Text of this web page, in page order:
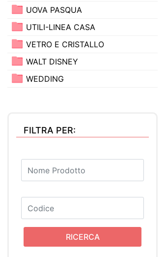
UOVA PASQUA
UTILI-LINEA CASA
VETRO E CRISTALLO
WALT DISNEY
WEDDING
FILTRA PER: